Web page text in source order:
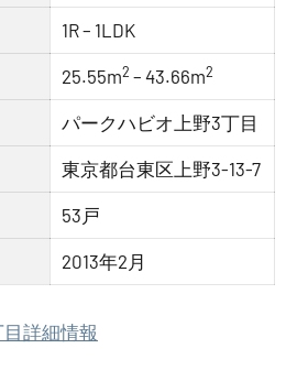
1R – 1LDK
25.55m2 – 43.66m2
パークハビオ上野3丁目
東京都台東区上野3-13-7
53戸
2013年2月
詳細情報